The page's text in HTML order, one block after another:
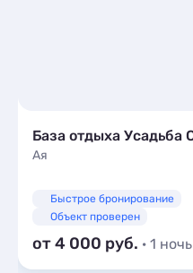
База отдыха Усадьба
Ая
Быстрое бронирование
Объект проверен
от 4 000 · 1 ночь